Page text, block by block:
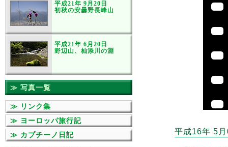
平成16年 5
平成21年 9月20日
初秋の安曇野長峰山
平成21年 6月20日
野辺山、杣添川の淵
≫ 写真一覧
≫ リンク集
≫ ヨーロッパ旅行記
≫ カプチーノ日記